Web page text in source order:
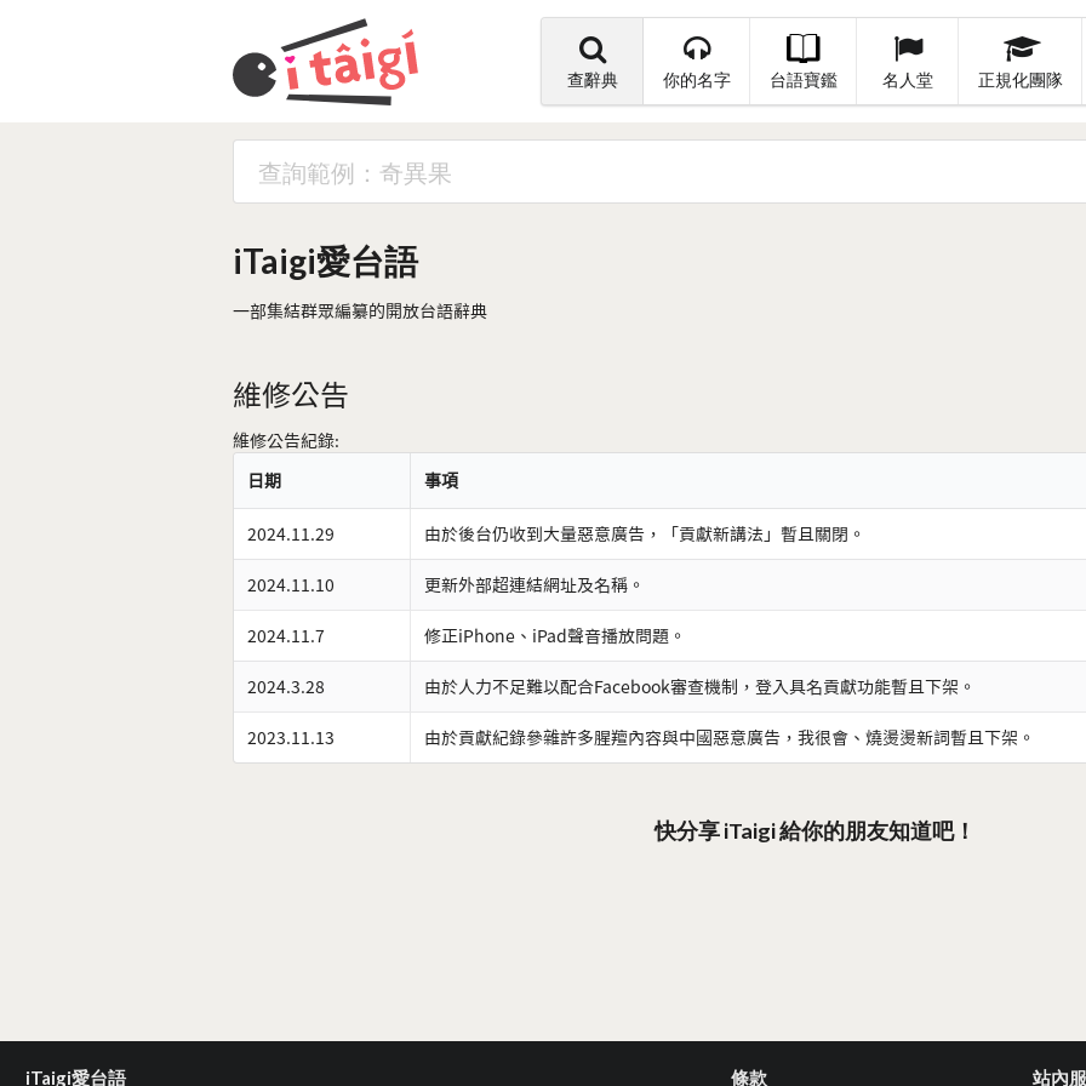
查辭典 你的名字 台語寶鑑 名人堂 正規化團隊
iTaigi愛台語
一部集結群眾編纂的開放台語辭典
維修公告
維修公告紀錄:
日期
事項
2024.11.29 由於後台仍收到大量惡意廣告，「貢獻新講法」暫且關閉。
2024.11.10 更新外部超連結網址及名稱。
2024.11.7 修正iPhone、iPad聲音播放問題。
2024.3.28 由於人力不足難以配合Facebook審查機制，登入具名貢獻功能暫且下架。
2023.11.13 由於貢獻紀錄參雜許多腥羶內容與中國惡意廣告，我很會、燒燙燙新詞暫且下架。
快分享 iTaigi 給你的朋友知道吧！
iTaigi愛台語 條款 站內